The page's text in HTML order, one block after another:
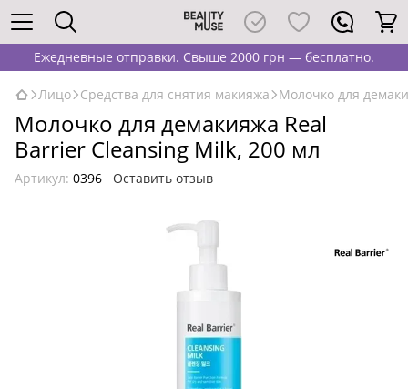
Ежедневные отправки. Свыше 2000 грн — бесплатно.
Лицо Средства для снятия макияжа Молочко для
Молочко для демакияжа Real
Barrier Cleansing Milk, 200 мл
Артикул: 0396 Оставить отзыв